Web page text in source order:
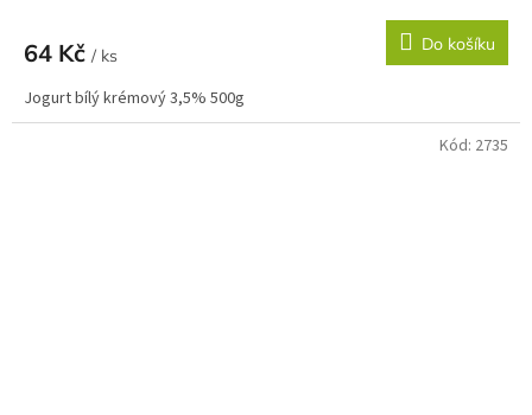
64 Kč / ks
Do košíku
Jogurt bílý krémový 3,5% 500g
Kód: 2735